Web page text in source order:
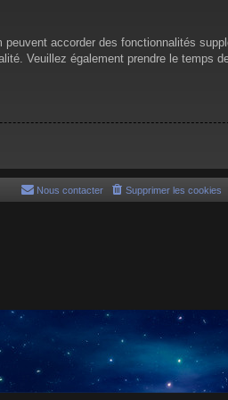
accorder des fonctionnalités
Veuillez également prendre le temps
Supprimer les cookies
Nous contacter